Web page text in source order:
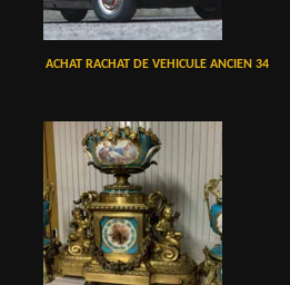
ACHAT RACHAT DE VEHICULE ANCIEN 34